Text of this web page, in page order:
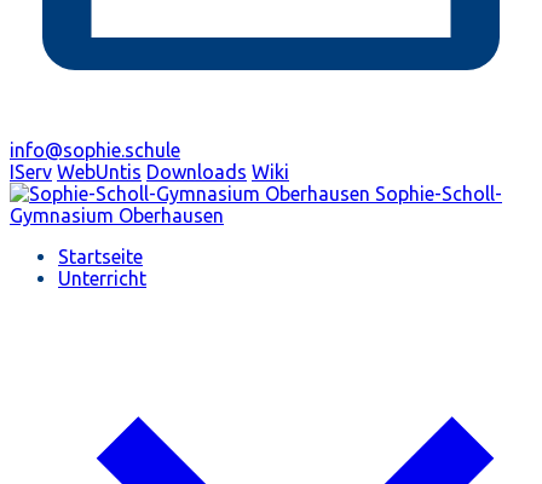
info@sophie.schule
IServ WebUntis Downloads Wiki
Sophie-Scholl-
Gymnasium Oberhausen
Startseite
Unterricht